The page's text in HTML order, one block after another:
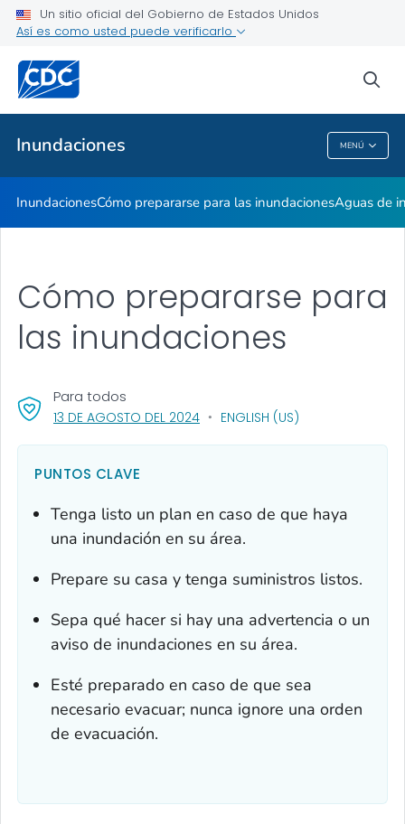
Un sitio oficial del Gobierno de Estados Unidos
Así es como usted puede verificarlo
Inundaciones MENÚ
Aguas de inundación
Temas relacionados
Inundaciones
InundacionesCómo prepararse para las inundacionesAguas de
13 DE AGOSTO DEL 2024, VISIT LINK FOR DETAILS.
ENGLISH (US)
Para todos
Cómo prepararse para
las inundaciones
PUNTOS CLAVE
Tenga listo un plan en caso de que haya
una inundación en su área.
Prepare su casa y tenga suministros listos.
Sepa qué hacer si hay una advertencia o un
aviso de inundaciones en su área.
Esté preparado en caso de que sea
necesario evacuar; nunca ignore una orden
de evacuación.